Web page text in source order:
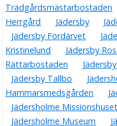
Trädgårdsmästarbostaden
Herrgård
Jädersby
Jädersby Fördärvet
Kristinelund
Jädersby
Rättarbostaden
Jädersby Tallbo
Hammarsmedsgården
Jädersholme Missionshuset
Jädersholme Museum